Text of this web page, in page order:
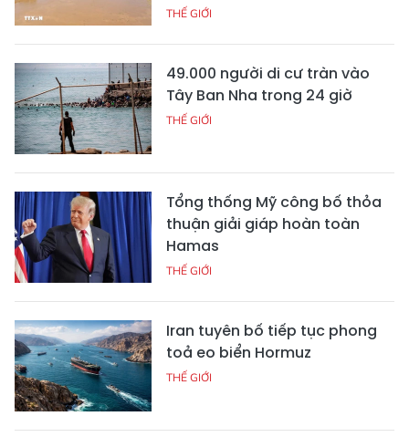
THẾ GIỚI
49.000 người di cư tràn vào
Tây Ban Nha trong 24 giờ
THẾ GIỚI
Tổng thống Mỹ công bố thỏa
thuận giải giáp hoàn toàn
Hamas
THẾ GIỚI
Iran tuyên bố tiếp tục phong
toả eo biển Hormuz
THẾ GIỚI